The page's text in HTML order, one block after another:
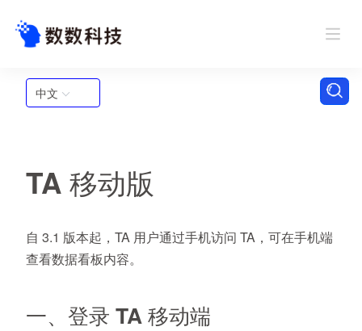
中文
TA 移动版
自 3.1 版本起，TA 用户通过手机访问 TA，可在手机端
查看数据看板内容。
一、登录 TA 移动端